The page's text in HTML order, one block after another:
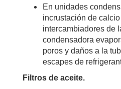
En unidades
incrustación de
intercambiadores de
condensadora
poros y daños a la
escapes de
Filtros de aceite.